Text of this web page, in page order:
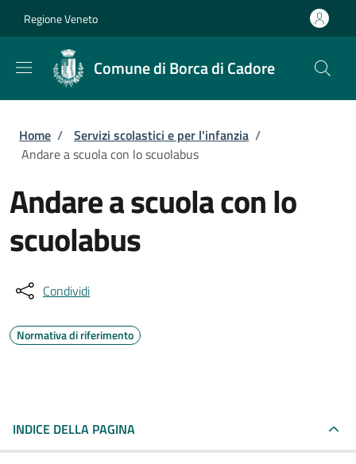
Regione Veneto
Comune di Borca di Cadore
Briciole di pane
Home / Servizi scolastici e per l'infanzia /
Andare a scuola con lo scuolabus
Andare a scuola con lo
scuolabus
Condividi
Normativa di riferimento
INDICE DELLA PAGINA